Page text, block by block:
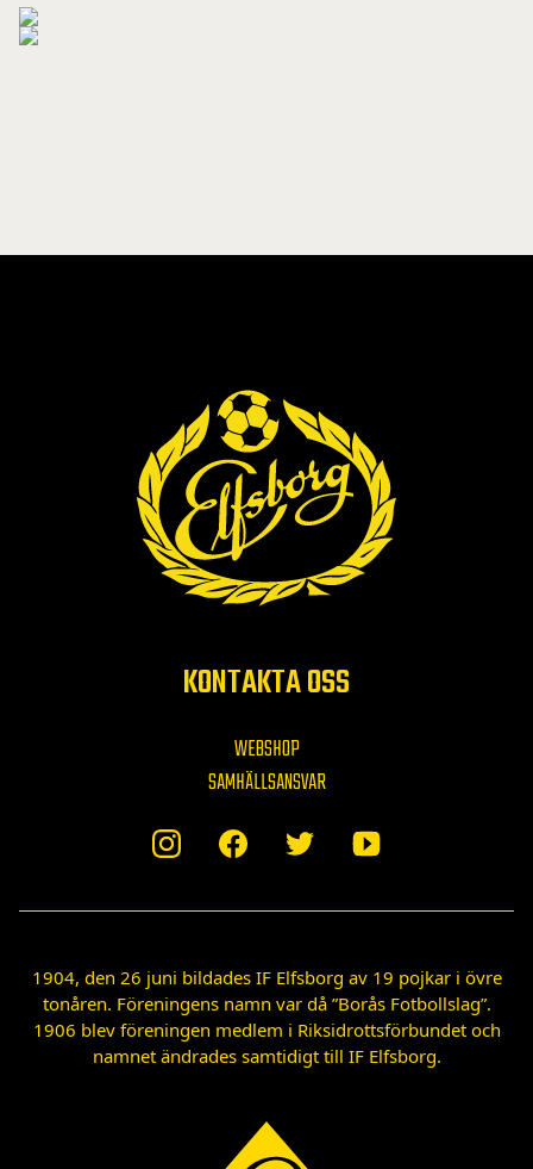
KONTAKTA OSS
WEBSHOP
SAMHÄLLSANSVAR
1904, den 26 juni bildades IF Elfsborg av 19 pojkar i övre
tonåren. Föreningens namn var då ”Borås Fotbollslag”.
1906 blev föreningen medlem i Riksidrottsförbundet och
namnet ändrades samtidigt till IF Elfsborg.